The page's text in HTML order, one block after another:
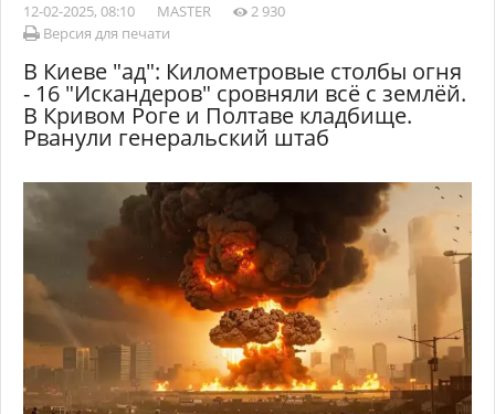
12-02-2025, 08:10 MASTER
2 930
Версия для печати
В Киеве "ад": Километровые столбы огня
- 16 "Искандеров" сровняли всё с землёй.
В Кривом Роге и Полтаве кладбище.
Рванули генеральский штаб